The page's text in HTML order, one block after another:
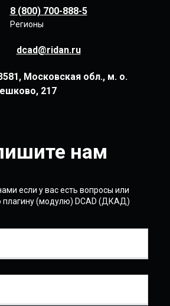
8 (800) 700-888-5
Регионы
dcad@ridan.ru
Московская обл., м. о.
217
нам
если у вас есть вопросы или
плагину (модулю) DCAD (ДКАД)